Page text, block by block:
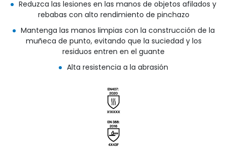
Reduzca las lesiones en las manos de objetos afilados y
rebabas con alto rendimiento de pinchazo
Mantenga las manos limpias con la construcción de la
muñeca de punto, evitando que la suciedad y los
residuos entren en el guante
Alta resistencia a la abrasión